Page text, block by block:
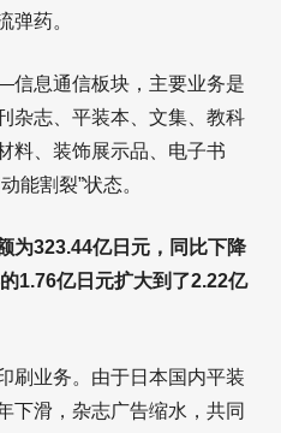
弹药。
息通信板块，主要业务是
杂志、平装本、文集、教科
料、装饰展示品、电子书
能割裂”状态。
为323.44亿日元，同比下降
1.76亿日元扩大到了2.22亿
刷业务。由于日本国内平装
下滑，杂志广告缩水，共同